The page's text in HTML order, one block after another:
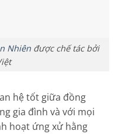
Nhiênđược chế tác bởi
hệ tốt giữa đồng
gia đình và với mọi
hoạt ứng xử hằng